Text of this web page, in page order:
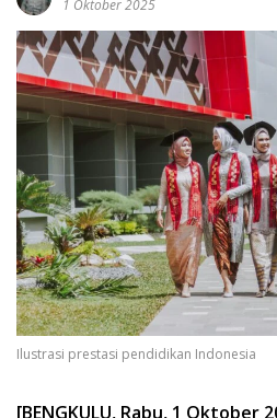
1 Oktober 2025
Ilustrasi prestasi pendidikan Indonesia
[BENGKULU, Rabu, 1 Oktober